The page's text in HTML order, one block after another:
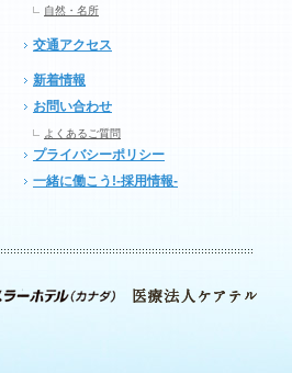
自然・名所
交通アクセス
新着情報
お問い合わせ
よくあるご質問
プライバシーポリシー
一緒に働こう!-採用情報-